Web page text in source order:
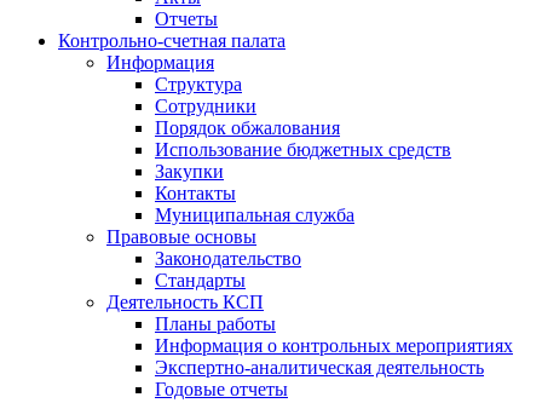
Отчеты
Контрольно-счетная палата
Информация
Структура
Сотрудники
Порядок обжалования
Использование бюджетных средств
Закупки
Контакты
Муниципальная служба
Правовые основы
Законодательство
Стандарты
Деятельность КСП
Планы работы
Информация о контрольных мероприятиях
Экспертно-аналитическая деятельность
Годовые отчеты